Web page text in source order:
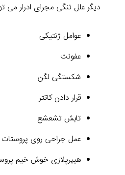
دیگر علل تنگی مجرای ادرار می
عوامل ژنتیکی
عفونت
شکستگی لگن
قرار دادن کاتتر
تابش تشعشع
عمل جراحی روی پروستات
هیپرپلازی خوش خیم